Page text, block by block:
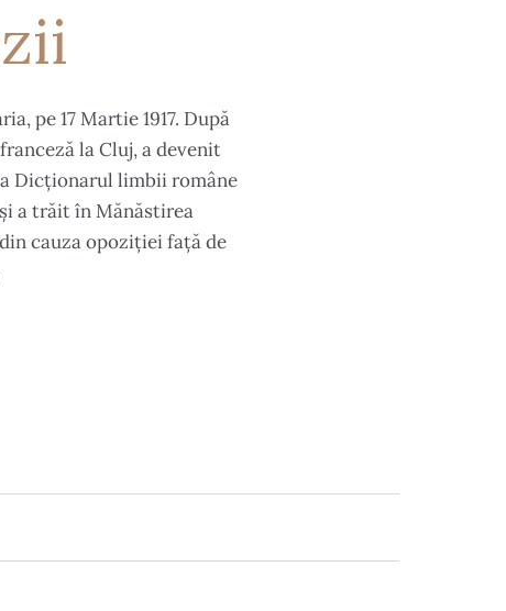
pe 17 Martie 1917. După
la Cluj, a devenit
Dicționarul limbii române
a trăit în Mănăstirea
cauza opoziției față de